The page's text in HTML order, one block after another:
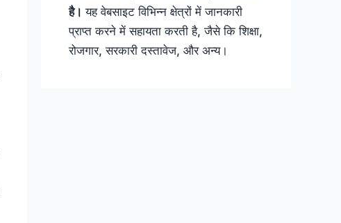
है। यह वेबसाइट विभिन्न क्षेत्रों में जानकारी
प्राप्त करने में सहायता करती है, जैसे कि शिक्षा,
रोजगार, सरकारी दस्तावेज, और अन्य।